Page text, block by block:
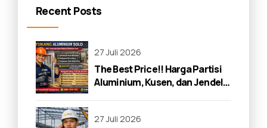
Recent Posts
27 Juli 2026
The Best Price!! Harga Partisi
Aluminium, Kusen, dan Jendela
27 Juli 2026